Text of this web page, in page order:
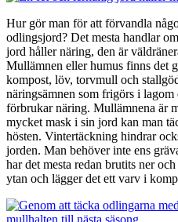
Hur gör man för att förvandla
odlingsjord? Det mesta handlar
jord håller näring, den är
Mullämnen eller humus finns det
kompost, löv, torvmull och
näringsämnen som frigörs i
förbrukar näring. Mullämnena är
mycket mask i sin jord kan man
hösten. Vintertäckning hindrar
jorden. Man behöver inte ens
har det mesta redan brutits ner
ytan och lägger det ett varv i